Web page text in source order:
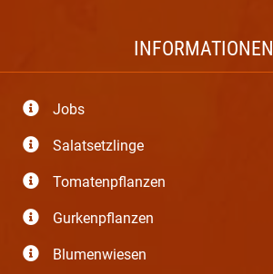
INFORMATIONEN
Jobs
Salatsetzlinge
Tomatenpflanzen
Gurkenpflanzen
Blumenwiesen